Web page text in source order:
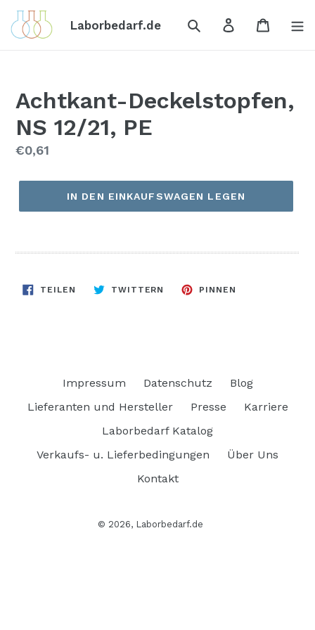
Direkt
zum
Inhalt
Laborbedarf.de Suchen Einloggen
Achtkant-Deckelstopfen,
NS 12/21, PE
Normaler
€0,61
IN DEN EINKAUFSWAGEN LEGEN
TEILEN
FACEBOOK
TWITTERN AUF
TWITTER
PINNEN
Impressum Datenschutz
Blog
Lieferanten und Hersteller
Presse
Karriere
Laborbedarf Katalog
Verkaufs- u. Lieferbedingungen
Über Uns
Kontakt
© 2026, Laborbedarf.de